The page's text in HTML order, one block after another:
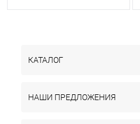
КАТАЛОГ
НАШИ ПРЕДЛОЖЕНИЯ